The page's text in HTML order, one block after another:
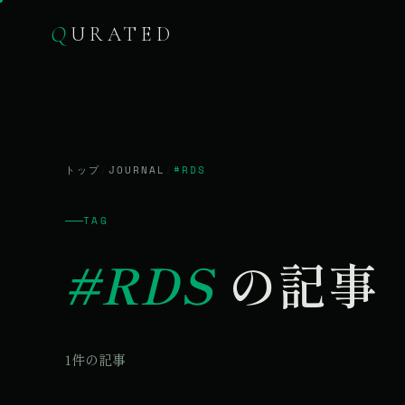
Q URATED
トップ JOURNAL #RDS
TAG
#RDSの記事
1件の記事